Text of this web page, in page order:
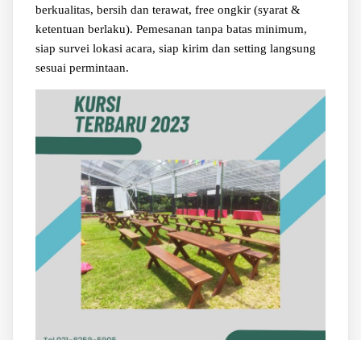
berkualitas, bersih dan terawat, free ongkir (syarat &
ketentuan berlaku). Pemesanan tanpa batas minimum,
siap survei lokasi acara, siap kirim dan setting langsung
sesuai permintaan.